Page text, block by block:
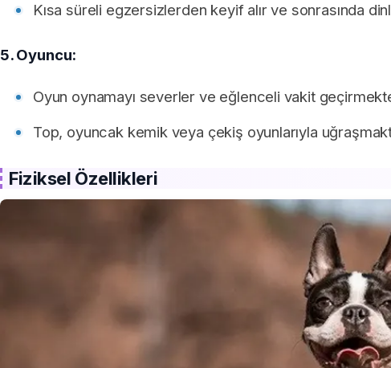
Kısa süreli egzersizlerden keyif alır ve sonrasında
5. Oyuncu:
Oyun oynamayı severler ve eğlenceli vakit
Top, oyuncak kemik veya çekiş oyunlarıyla
Fiziksel Özellikleri